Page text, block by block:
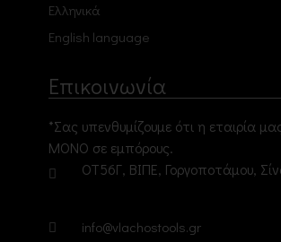
Ελληνικά
English language
Επικοινωνία
*Σας υπενθυμίζουμε ότι η εταιρία
ΜΟΝΟ σε εμπόρους.
ΟΤ56Γ, ΒΙΠΕ, Γοργοποτάμου,
info@vlachostools.gr